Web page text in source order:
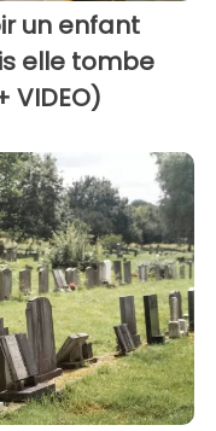
un enfant
elle tombe